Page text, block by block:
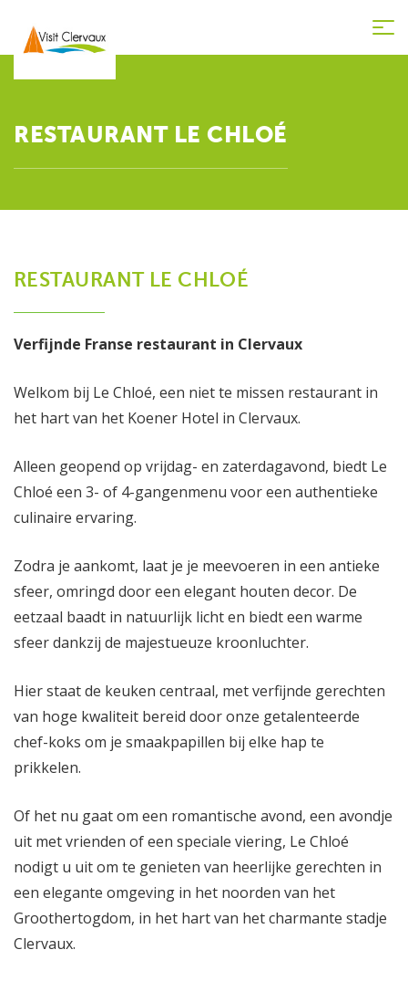
RESTAURANT LE CHLOÉ
RESTAURANT LE CHLOÉ
Verfijnde Franse restaurant in Clervaux
Welkom bij Le Chloé, een niet te missen restaurant in
het hart van het Koener Hotel in Clervaux.
Alleen geopend op vrijdag- en zaterdagavond, biedt Le
Chloé een 3- of 4-gangenmenu voor een authentieke
culinaire ervaring.
Zodra je aankomt, laat je je meevoeren in een antieke
sfeer, omringd door een elegant houten decor. De
eetzaal baadt in natuurlijk licht en biedt een warme
sfeer dankzij de majestueuze kroonluchter.
Hier staat de keuken centraal, met verfijnde gerechten
van hoge kwaliteit bereid door onze getalenteerde
chef-koks om je smaakpapillen bij elke hap te
prikkelen.
Of het nu gaat om een romantische avond, een avondje
uit met vrienden of een speciale viering, Le Chloé
nodigt u uit om te genieten van heerlijke gerechten in
een elegante omgeving in het noorden van het
Groothertogdom, in het hart van het charmante stadje
Clervaux.